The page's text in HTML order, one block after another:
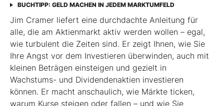
BUCHTIPP: GELD MACHEN IN JEDEM MARKTUMFELD
Jim Cramer liefert eine durchdachte Anleitung für
alle, die am Aktienmarkt aktiv werden wollen – egal,
wie turbulent die Zeiten sind. Er zeigt Ihnen, wie Sie
Ihre Angst vor dem Investieren überwinden, auch mit
kleinen Beträgen einsteigen und gezielt in
Wachstums- und Dividendenaktien investieren
können. Er macht anschaulich, wie Märkte ticken,
warum Kurse steigen oder fallen – und wie Sie